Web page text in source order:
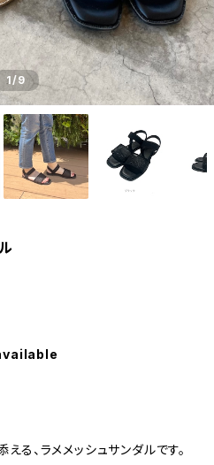
1/9
る、ラメメッシュサンダルです。